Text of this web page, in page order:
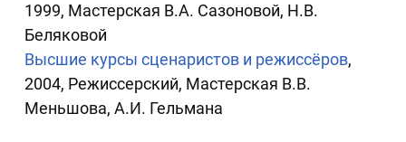
1999, Мастерская В.А. Сазоновой, Н.В.
Беляковой
Высшие курсы сценаристов и режиссёров,
2004, Режиссерский, Мастерская В.В.
Меньшова, А.И. Гельмана